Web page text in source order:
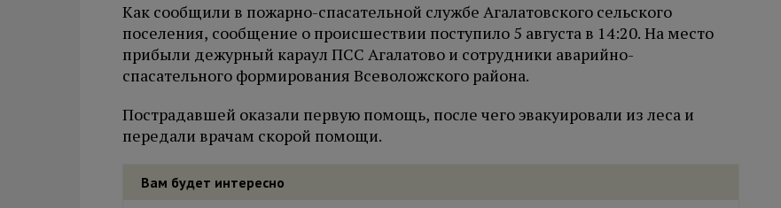
Как сообщили в пожарно-спасательной службе Агалатовского сельского
поселения, сообщение о происшествии поступило 5 августа в 14:20. На место
прибыли дежурный караул ПСС Агалатово и сотрудники аварийно-
спасательного формирования Всеволожского района.
Пострадавшей оказали первую помощь, после чего эвакуировали из леса и
передали врачам скорой помощи.
Вам будет интересно